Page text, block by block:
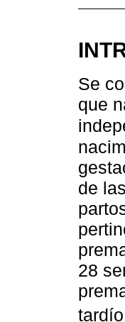
Se
que
de
28